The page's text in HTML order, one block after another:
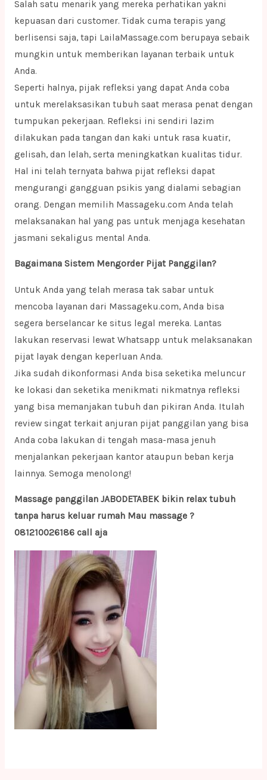
Salah satu menarik yang mereka perhatikan yakni
kepuasan dari customer. Tidak cuma terapis yang
berlisensi saja, tapi LailaMassage.com berupaya sebaik
mungkin untuk memberikan layanan terbaik untuk
Anda.
Seperti halnya, pijak refleksi yang dapat Anda coba
untuk merelaksasikan tubuh saat merasa penat dengan
tumpukan pekerjaan. Refleksi ini sendiri lazim
dilakukan pada tangan dan kaki untuk rasa kuatir,
gelisah, dan lelah, serta meningkatkan kualitas tidur.
Hal ini telah ternyata bahwa pijat refleksi dapat
mengurangi gangguan psikis yang dialami sebagian
orang. Dengan memilih Massageku.com Anda telah
melaksanakan hal yang pas untuk menjaga kesehatan
jasmani sekaligus mental Anda.
Bagaimana Sistem Mengorder Pijat Panggilan?
Untuk Anda yang telah merasa tak sabar untuk
mencoba layanan dari Massageku.com, Anda bisa
segera berselancar ke situs legal mereka. Lantas
lakukan reservasi lewat Whatsapp untuk melaksanakan
pijat layak dengan keperluan Anda.
Jika sudah dikonformasi Anda bisa seketika meluncur
ke lokasi dan seketika menikmati nikmatnya refleksi
yang bisa memanjakan tubuh dan pikiran Anda. Itulah
review singat terkait anjuran pijat panggilan yang bisa
Anda coba lakukan di tengah masa-masa jenuh
menjalankan pekerjaan kantor ataupun beban kerja
lainnya. Semoga menolong!
Massage panggilan JABODETABEK bikin relax tubuh
tanpa harus keluar rumah Mau massage ?
081210026186 call aja